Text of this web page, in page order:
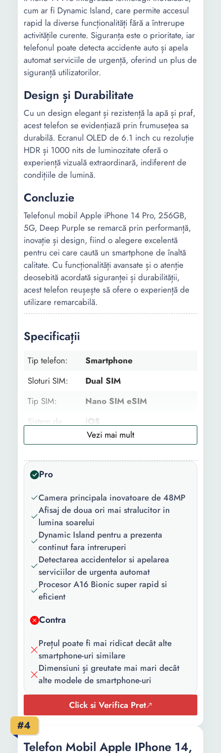
Rezolutie
video:
Full HD 4K
Caracteristici
foto/video:
Auto focus Detectia fetei
Panorama HDR Slow
motion Time-lapse Mod
portret Fotografie live
Temporizator Night mode
Tip baterie:
Li-Ion
cum ar fi Dynamic Island, care permite accesul
rapid la diverse funcționalități fără a întrerupe
activitățile curente. Siguranța este o prioritate, iar
telefonul poate detecta accidente auto și apela
automat serviciile de urgență, oferind un plus de
siguranță utilizatorilor.
Design și Durabilitate
Cu un design elegant și rezistență la apă și praf,
acest telefon se evidențiază prin frumusețea sa
durabilă. Ecranul OLED de 6.1 inch cu rezoluție
HDR și 1000 nits de luminozitate oferă o
experiență vizuală extraordinară, indiferent de
condițiile de lumină.
Concluzie
Telefonul mobil Apple iPhone 14 Pro, 256GB,
5G, Deep Purple se remarcă prin performanță,
inovație și design, fiind o alegere excelentă
pentru cei care caută un smartphone de înaltă
calitate. Cu funcționalități avansate și o atenție
deosebită acordată siguranței și durabilității,
acest telefon reușește să ofere o experiență de
utilizare remarcabilă.
Specificații
Tip telefon:
Smartphone
Sloturi SIM:
Dual SIM
Tip SIM:
Nano SIM eSIM
Sistem de
iOS
Bluetooth:
Versiune
sistem
operare:
iOS 16
Model
procesor:
Apple A16 Bionic
Numar nuclee:
Senzori:
Recunoastere faciala
Senzor de proximitate
Senzor de lumina
Continut
Telefon Cablu USB-C -
Lightning
Culoare:
Dimensiuni:
71.5 x 7.8 x 147.5 mm
Pro
Camera principala inovatoare de 48MP
Afisaj de doua ori mai stralucitor in
lumina soarelui
Dynamic Island pentru a prezenta
continut fara intreruperi
Detectarea accidentelor si apelarea
serviciilor de urgenta automat
Procesor A16 Bionic super rapid si
eficient
Contra
Prețul poate fi mai ridicat decât alte
smartphone-uri similare
Dimensiuni și greutate mai mari decât
alte modele de smartphone-uri
Click si Verifica Pret
#4
Telefon Mobil Apple IPhone 14,